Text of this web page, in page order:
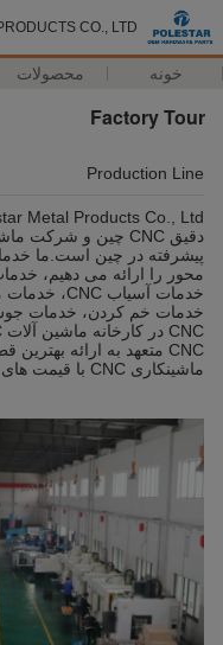
CO., LTD
خونه محصولات
Factory Tour
Production Line
ماشینکاری CNC با قیمت های رقابتی با زمان تحویل کوتاه است.